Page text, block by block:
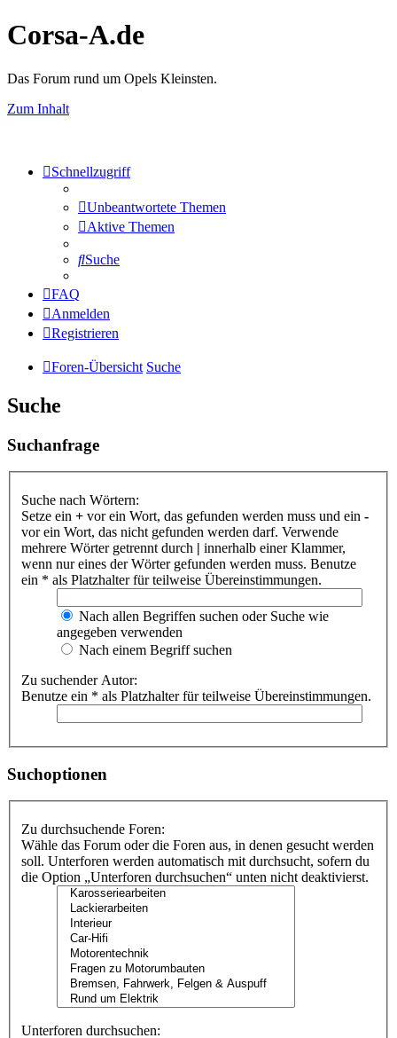
Corsa-A.de
Das Forum rund um Opels Kleinsten.
Zum Inhalt
Schnellzugriff
Unbeantwortete Themen
Aktive Themen
Suche
FAQ
Anmelden
Registrieren
Foren-Übersicht Suche
Suche
Suchanfrage
Suche nach Wörtern:
Setze ein + vor ein Wort, das gefunden werden muss und ein -
vor ein Wort, das nicht gefunden werden darf. Verwende
mehrere Wörter getrennt durch | innerhalb einer Klammer,
wenn nur eines der Wörter gefunden werden muss. Benutze
ein * als Platzhalter für teilweise Übereinstimmungen.
Nach allen Begriffen suchen oder Suche wie
angegeben verwenden
Nach einem Begriff suchen
Zu suchender Autor:
Benutze ein * als Platzhalter für teilweise Übereinstimmungen.
Suchoptionen
Zu durchsuchende Foren:
Wähle das Forum oder die Foren aus, in denen gesucht werden
soll. Unterforen werden automatisch mit durchsucht, sofern du
die Option „Unterforen durchsuchen“ unten nicht deaktivierst.
Unterforen durchsuchen: